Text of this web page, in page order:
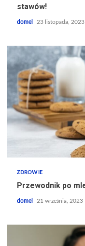
stawów!
domel 23 listopada, 2023
ZDROWIE
Przewodnik po
domel 21 września, 2023